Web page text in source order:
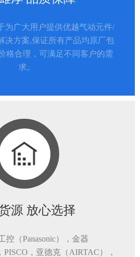
为广大用户提供优越气动元件/
决方案,保证所有产品均原厂包
格合理，可满足不同客户的需
求。
源 放心选择
控（Panasonic），金器
PISCO，亚德克（AIRTAC），